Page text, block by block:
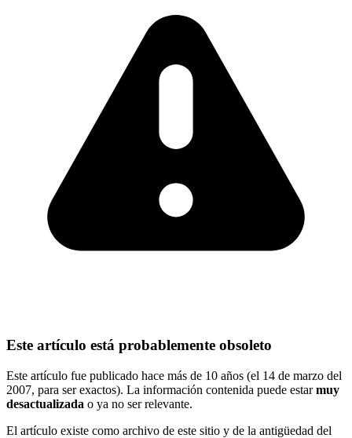
Este artículo está probablemente obsoleto
Este artículo fue publicado hace más de 10 años (el 14 de marzo del
2007, para ser exactos). La información contenida puede estarmuy
desactualizada o ya no ser relevante.
El artículo existe como archivo de este sitio y de la antigüedad del